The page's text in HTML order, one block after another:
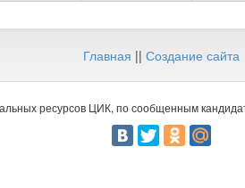
Главная || Создание сайта
ресурсов ЦИК, по сообщенным